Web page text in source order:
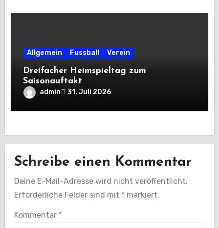
Allgemein Fussball Verein
Dreifacher Heimspieltag zum
Saisonauftakt
admin 31. Juli 2026
Schreibe einen Kommentar
Deine E-Mail-Adresse wird nicht veröffentlicht.
Erforderliche Felder sind mit * markiert
Kommentar *